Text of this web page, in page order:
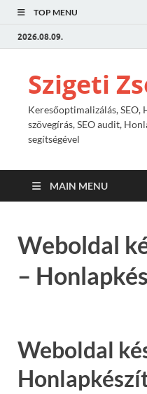
TOP MENU
2026.08.09.
Szigeti
Keresőoptimalizálás, SEO,
szövegírás, SEO audit,
segítségével
MAIN MENU
Weboldal
–
Weboldal